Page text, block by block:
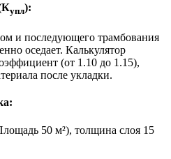
упл):
и последующего трамбования
оседает. Калькулятор
(от 1.10 до 1.15),
после укладки.
50 м²), толщина слоя 15